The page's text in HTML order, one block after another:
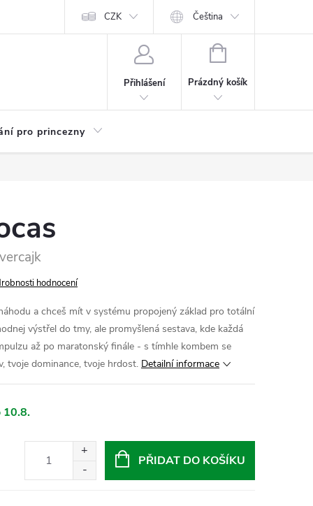
CZK Čeština
Přihlášení
NÁKUPNÍ
Prázdný košík
pro princezny
hodnocení
a chceš mít v systému propojený základ pro totální
výstřel do tmy, ale promyšlená sestava, kde každá
až po maratonský finále - s tímhle kombem se
tvoje dominance, tvoje hrdost. Detailní informace
10.8.
PŘIDAT DO KOŠÍKU